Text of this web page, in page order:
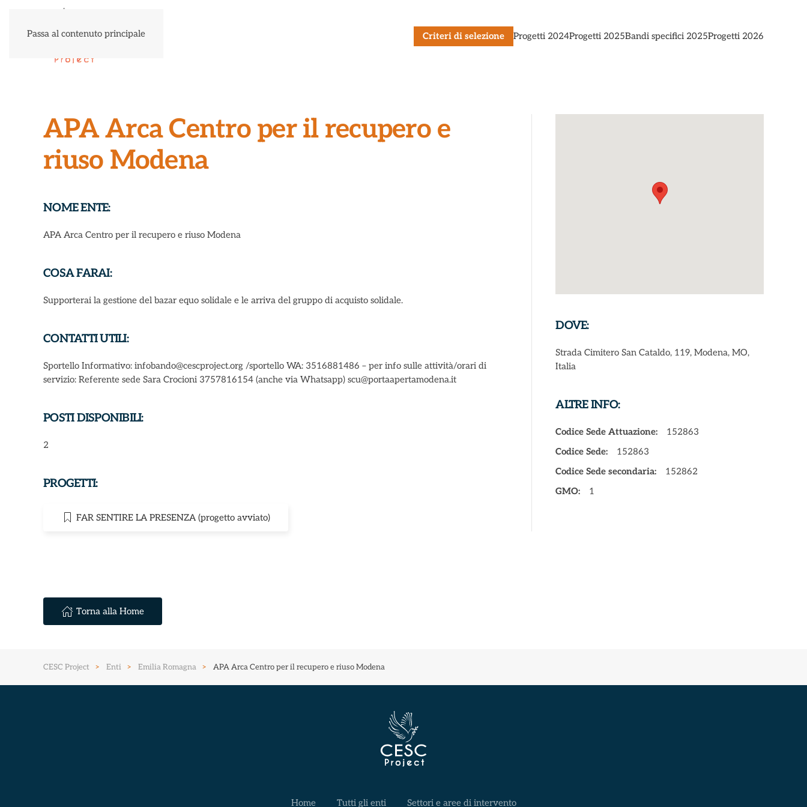
Passa al contenuto principale Criteri di selezione Progetti 2024Progetti 2025Bandi specifici 2025Progetti 2026
APA Arca Centro per il recupero e
riuso Modena
NOME ENTE:
APA Arca Centro per il recupero e riuso Modena
COSA FARAI:
Supporterai la gestione del bazar equo solidale e le arriva del gruppo di acquisto solidale.
CONTATTI UTILI:
Sportello Informativo: infobando@cescproject.org /sportello WA: 3516881486 – per info sulle attività/orari di
servizio: Referente sede Sara Crocioni 3757816154 (anche via Whatsapp) scu@portaapertamodena.it
POSTI DISPONIBILI:
2
PROGETTI:
FAR SENTIRE LA PRESENZA (progetto avviato)
DOVE:
Strada Cimitero San Cataldo, 119, Modena, MO,
Italia
ALTRE INFO:
Codice Sede Attuazione:
152863
Codice Sede:
152863
Codice Sede secondaria:
152862
GMO:
1
Torna alla Home
CESC Project Enti Emilia Romagna APA Arca Centro per il recupero e riuso Modena
Home Tutti gli enti Settori e aree di intervento